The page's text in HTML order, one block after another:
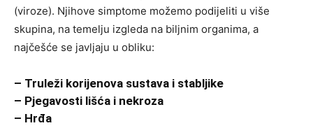
(viroze). Njihove simptome možemo podijeliti u više
skupina, na temelju izgleda na biljnim organima, a
najčešće se javljaju u obliku:
– Truleži korijenova sustava i stabljike
– Pjegavosti lišća i nekroza
– Hrđa